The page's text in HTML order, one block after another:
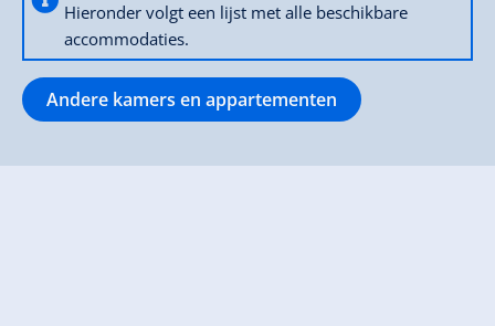
Hieronder volgt een lijst met alle beschikbare
accommodaties.
Andere kamers en appartementen